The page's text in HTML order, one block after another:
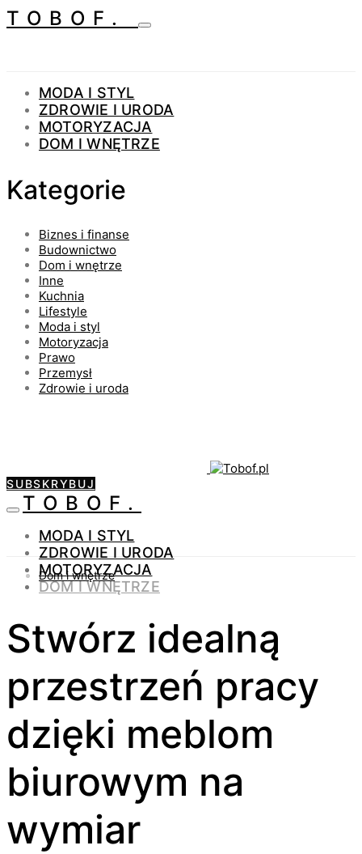
TOBOF.
MODA I STYL
ZDROWIE I URODA
MOTORYZACJA
DOM I WNĘTRZE
Kategorie
Biznes i finanse
Budownictwo
Dom i wnętrze
Inne
Kuchnia
Lifestyle
Moda i styl
Motoryzacja
Prawo
Przemysł
Zdrowie i uroda
SUBSKRYBUJ
TOBOF.
MODA I STYL
ZDROWIE I URODA
MOTORYZACJA
DOM I WNĘTRZE
Dom i wnętrze
Stwórz idealną
przestrzeń pracy
dzięki meblom
biurowym na
wymiar